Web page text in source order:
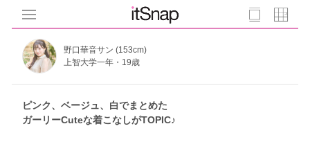
野口華音サン (153cm)
上智大学一年・19歳
ピンク、ベージュ、白でまとめた
ガーリーCuteな着こなしがTOPIC♪